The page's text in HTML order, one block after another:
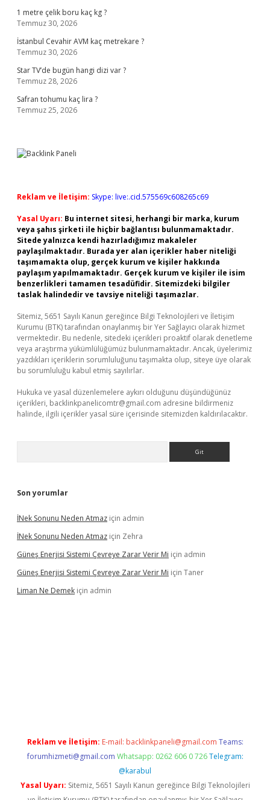
1 metre çelik boru kaç kg ?
Temmuz 30, 2026
İstanbul Cevahir AVM kaç metrekare ?
Temmuz 30, 2026
Star TV’de bugün hangi dizi var ?
Temmuz 28, 2026
Safran tohumu kaç lira ?
Temmuz 25, 2026
Reklam ve İletişim: Skype: live:.cid.575569c608265c69
Yasal Uyarı: Bu internet sitesi, herhangi bir marka, kurum
veya şahıs şirketi ile hiçbir bağlantısı bulunmamaktadır.
Sitede yalnızca kendi hazırladığımız makaleler
paylaşılmaktadır. Burada yer alan içerikler haber niteliği
taşımamakta olup, gerçek kurum ve kişiler hakkında
paylaşım yapılmamaktadır. Gerçek kurum ve kişiler ile isim
benzerlikleri tamamen tesadüfidir. Sitemizdeki bilgiler
taslak halindedir ve tavsiye niteliği taşımazlar.
Sitemiz, 5651 Sayılı Kanun gereğince Bilgi Teknolojileri ve İletişim
Kurumu (BTK) tarafından onaylanmış bir Yer Sağlayıcı olarak hizmet
vermektedir. Bu nedenle, sitedeki içerikleri proaktif olarak denetleme
veya araştırma yükümlülüğümüz bulunmamaktadır. Ancak, üyelerimiz
yazdıkları içeriklerin sorumluluğunu taşımakta olup, siteye üye olarak
bu sorumluluğu kabul etmiş sayılırlar.
Hukuka ve yasal düzenlemelere aykırı olduğunu düşündüğünüz
içerikleri, backlinkpanelicomtr@gmail.com adresine bildirmeniz
halinde, ilgili içerikler yasal süre içerisinde sitemizden kaldırılacaktır.
Son yorumlar
İNek Sonunu Neden Atmaz için admin
İNek Sonunu Neden Atmaz için Zehra
Güneş Enerjisi Sistemi Çevreye Zarar Verir Mi için admin
Güneş Enerjisi Sistemi Çevreye Zarar Verir Mi için Taner
Liman Ne Demek için admin
Reklam ve İletişim: E-mail: backlinkpaneli@gmail.com Teams:
forumhizmeti@gmail.com Whatsapp: 0262 606 0 726 Telegram:
@karabul
Yasal Uyarı: Sitemiz, 5651 Sayılı Kanun gereğince Bilgi Teknolojileri